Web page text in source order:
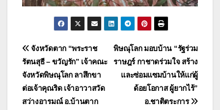
แนะแนว
เรื่อง
พิษณุโลก มอบบ้าน “รัฐร่วม
ราษฎร์ กาชาดร่วมใจ สร้าง
และซ่อมแซมบ้านให้แก่ผู้
ด้อยโอกาส ผู้ยากไร้”
อ.ชาติตระการ
จังหวัดตาก “พระราช
รัตนสุธี – ขวัญรัก” เจ้าคณะ
จังหวัดพิษณุโลก ลาสึกขา
ต่อเจ้าคุณริด เจ้าอาวาสวัด
สว่างอารมณ์ อ.บ้านตาก